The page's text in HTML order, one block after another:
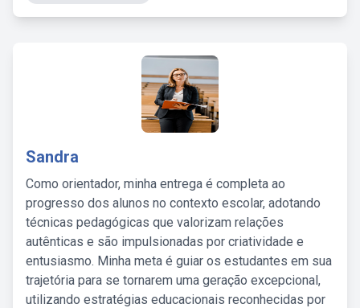
Sandra
Como orientador, minha entrega é completa ao
progresso dos alunos no contexto escolar, adotando
técnicas pedagógicas que valorizam relações
autênticas e são impulsionadas por criatividade e
entusiasmo. Minha meta é guiar os estudantes em sua
trajetória para se tornarem uma geração excepcional,
utilizando estratégias educacionais reconhecidas por